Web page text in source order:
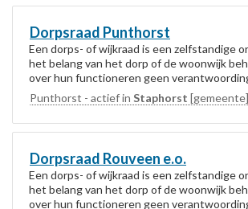
Dorpsraad Punthorst
Een dorps- of wijkraad is een zelfstandige
het belang van het dorp of de woonwijk
over hun functioneren geen
aan de gemeente. De gemeente...
Punthorst - actief in Staphorst [gemeente]
Dorpsraad Rouveen e.o.
Een dorps- of wijkraad is een zelfstandige
het belang van het dorp of de woonwijk
over hun functioneren geen